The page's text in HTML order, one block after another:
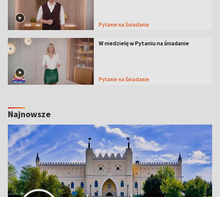
Pytanie na Śniadanie
W niedzielę w Pytaniu na śniadanie
Pytanie na Śniadanie
Najnowsze